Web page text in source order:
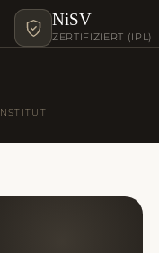
NiSV
ZERTIFIZIERT (IPL)